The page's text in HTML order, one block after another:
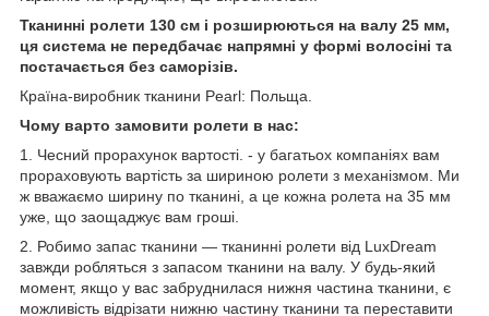
Тканинні ролети 130 см і розширюються на валу 25 мм,
ця система не передбачає напрямні у формі волосіні та
постачається без саморізів.
Країна-виробник тканини Pearl: Польща.
Чому варто замовити ролети в нас:
1. Чесний прорахунок вартості. - у багатьох компаніях вам
прораховують вартість за шириною ролети з механізмом. Ми
ж вважаємо ширину по тканині, а це кожна ролета на 35 мм
уже, що заощаджує вам гроші.
2. Робимо запас тканини — тканинні ролети від LuxDream
завжди робляться з запасом тканини на валу. У будь-який
момент, якщо у вас забруднилася нижня частина тканини, є
можливість відрізати нижню частину тканини та переставити